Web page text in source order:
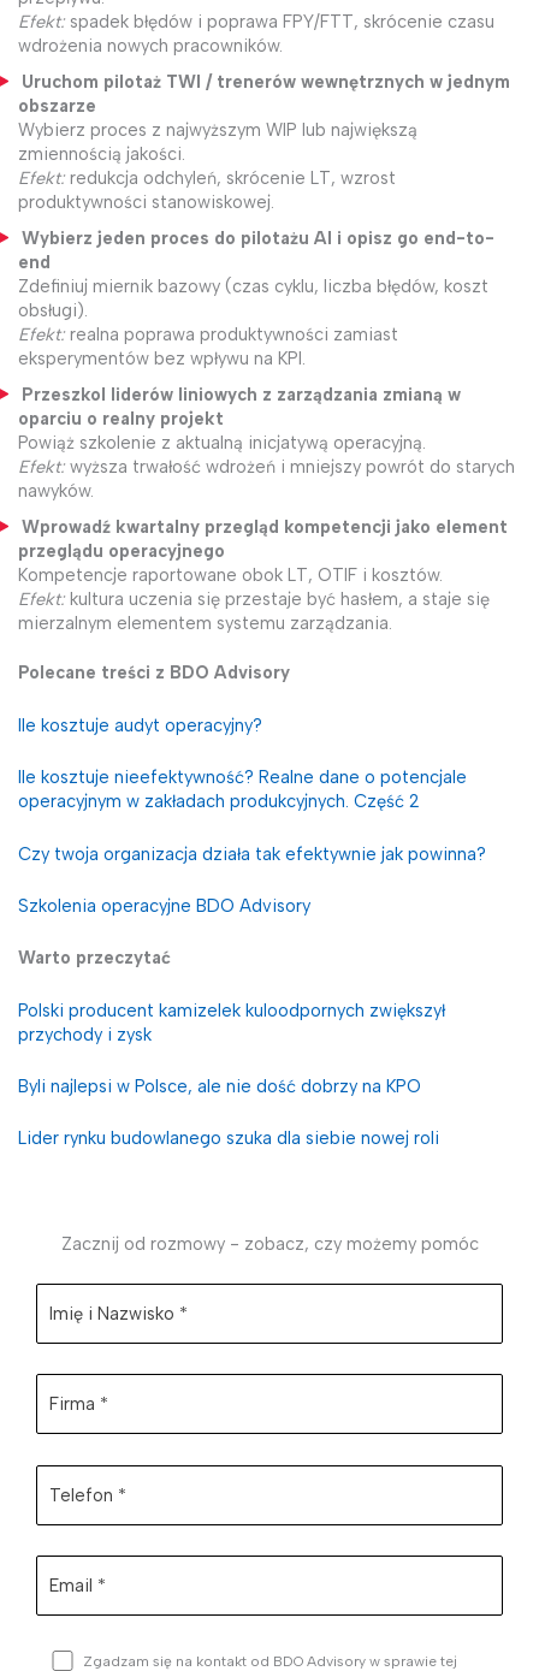
Efekt: spadek błędów i poprawa FPY/FTT, skrócenie czasu
wdrożenia nowych pracowników.
Uruchom pilotaż TWI / trenerów wewnętrznych w jednym
obszarze
Wybierz proces z najwyższym WIP lub największą
zmiennością jakości.
Efekt: redukcja odchyleń, skrócenie LT, wzrost
produktywności stanowiskowej.
Wybierz jeden proces do pilotażu AI i opisz go end-to-
end
Zdefiniuj miernik bazowy (czas cyklu, liczba błędów, koszt
obsługi).
Efekt: realna poprawa produktywności zamiast
eksperymentów bez wpływu na KPI.
Przeszkol liderów liniowych z zarządzania zmianą w
oparciu o realny projekt
Powiąż szkolenie z aktualną inicjatywą operacyjną.
Efekt: wyższa trwałość wdrożeń i mniejszy powrót do starych
nawyków.
Wprowadź kwartalny przegląd kompetencji jako element
przeglądu operacyjnego
Kompetencje raportowane obok LT, OTIF i kosztów.
Efekt: kultura uczenia się przestaje być hasłem, a staje się
mierzalnym elementem systemu zarządzania.
Polecane treści z BDO Advisory
Ile kosztuje audyt operacyjny?
Ile kosztuje nieefektywność? Realne dane o potencjale
operacyjnym w zakładach produkcyjnych. Część 2
Czy twoja organizacja działa tak efektywnie jak powinna?
Szkolenia operacyjne BDO Advisory
Warto przeczytać
Polski producent kamizelek kuloodpornych zwiększył
przychody i zysk
Byli najlepsi w Polsce, ale nie dość dobrzy na KPO
Lider rynku budowlanego szuka dla siebie nowej roli
Zacznij od rozmowy - zobacz, czy możemy pomóc
Zgadzam się na kontakt od BDO Advisory w sprawie tej